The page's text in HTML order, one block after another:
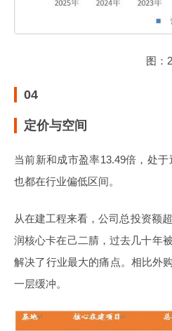
图：
04
定价与空间
当前新和成市盈率13.49倍，处
也都在行业偏低区间。
从在建工程来看，公司总投资额
润核心卡在己二腈，过去几十年
解决了行业最大的痛点。相比外
一层缓冲。